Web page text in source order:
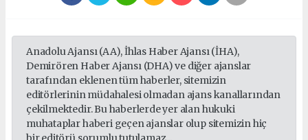
Anadolu Ajansı (AA), İhlas Haber Ajansı (İHA),
Demirören Haber Ajansı (DHA) ve diğer ajanslar
tarafından eklenen tüm haberler, sitemizin
editörlerinin müdahalesi olmadan ajans kanallarından
çekilmektedir. Bu haberlerde yer alan hukuki
muhataplar haberi geçen ajanslar olup sitemizin hiç